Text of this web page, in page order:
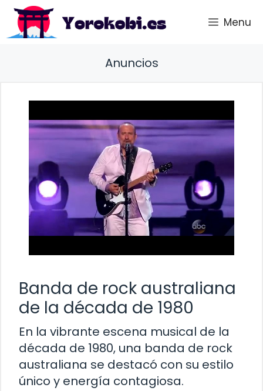
Saltar
contenido
Menu
Anuncios
Banda de rock australiana
de la década de 1980
En la vibrante escena musical de la
década de 1980, una banda de rock
australiana se destacó con su estilo
único y energía contagiosa.